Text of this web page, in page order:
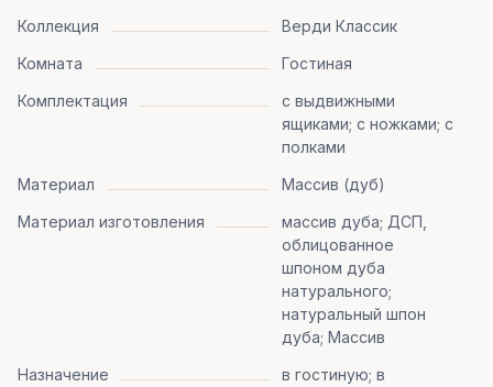
Коллекция
Верди Классик
Комната
Гостиная
Комплектация
с выдвижными
ящиками; с ножками; с
полками
Материал
Массив (дуб)
Материал изготовления
массив дуба; ДСП,
облицованное
шпоном дуба
натурального;
натуральный шпон
дуба; Массив
Назначение
в гостиную; в